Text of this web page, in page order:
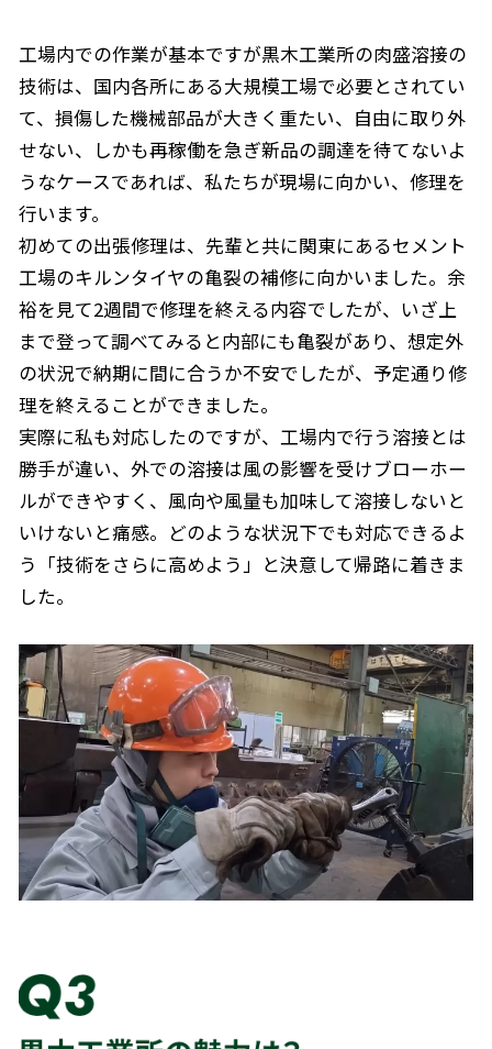
工場内での作業が基本ですが黒木工業所の肉盛溶接の
技術は、国内各所にある大規模工場で必要とされてい
て、損傷した機械部品が大きく重たい、自由に取り外
せない、しかも再稼働を急ぎ新品の調達を待てないよ
うなケースであれば、私たちが現場に向かい、修理を
行います。
初めての出張修理は、先輩と共に関東にあるセメント
工場のキルンタイヤの亀裂の補修に向かいました。余
裕を見て2週間で修理を終える内容でしたが、いざ上
まで登って調べてみると内部にも亀裂があり、想定外
の状況で納期に間に合うか不安でしたが、予定通り修
理を終えることができました。
実際に私も対応したのですが、工場内で行う溶接とは
勝手が違い、外での溶接は風の影響を受けブローホー
ルができやすく、風向や風量も加味して溶接しないと
いけないと痛感。どのような状況下でも対応できるよ
う「技術をさらに高めよう」と決意して帰路に着きま
した。